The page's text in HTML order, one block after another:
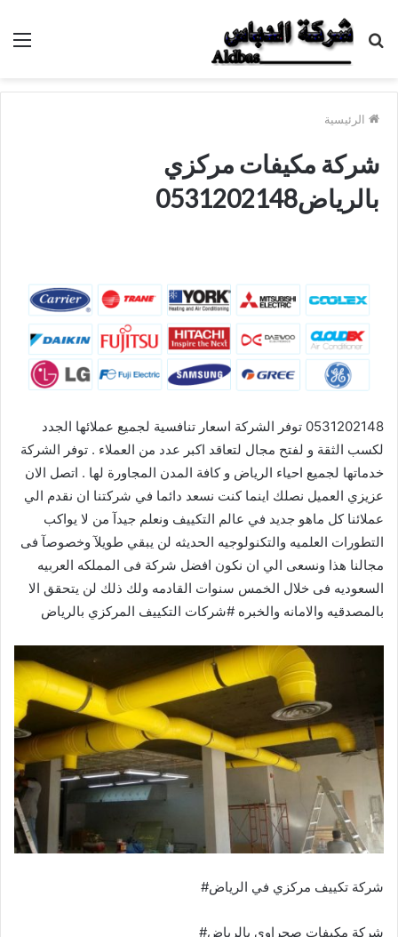
بحث
عن
الرئيسية
شركة مكيفات مركزي
بالرياض0531202148
0531202148 توفر الشركة اسعار تنافسية لجميع عملائها الجدد
لكسب الثقة و لفتح مجال لتعاقد اكبر عدد من العملاء . توفر الشركة
خدماتها لجميع احياء الرياض و كافة المدن المجاورة لها . اتصل الان
عزيزي العميل نصلك اينما كنت نسعد دائما في شركتنا ان نقدم الي
عملائنا كل ماهو جديد في عالم التكييف ونعلم جيدآ من لا يواكب
التطورات العلميه والتكنولوجيه الحديثه لن يبقي طويلآ وخصوصآ فى
مجالنا هذا ونسعى الي ان نكون افضل شركة فى المملكه العربيه
السعوديه فى خلال الخمس سنوات القادمه ولك ذلك لن يتحقق الا
بالمصدقيه والامانه والخبره #شركات التكييف المركزي بالرياض
شركة تكييف مركزي في الرياض#
شركة مكيفات صحراوي بالرياض#